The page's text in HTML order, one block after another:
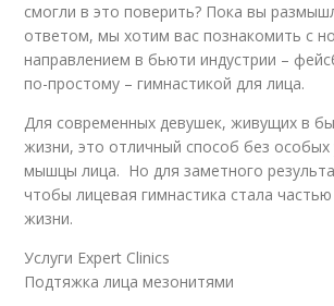
смогли в это поверить? Пока вы
ответом, мы хотим вас познакомить с
направлением в бьюти индустрии –
по-простому – гимнастикой для лица.
Для современных девушек, живущих в
жизни, это отличный способ без особых
мышцы лица. Но для заметного
чтобы лицевая гимнастика стала
жизни.
Услуги Expert Clinics
Подтяжка лица мезонитями